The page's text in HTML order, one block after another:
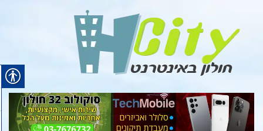
content
Hcity – חולון באינטרנט
פורטל החדשות והמידע של חולון